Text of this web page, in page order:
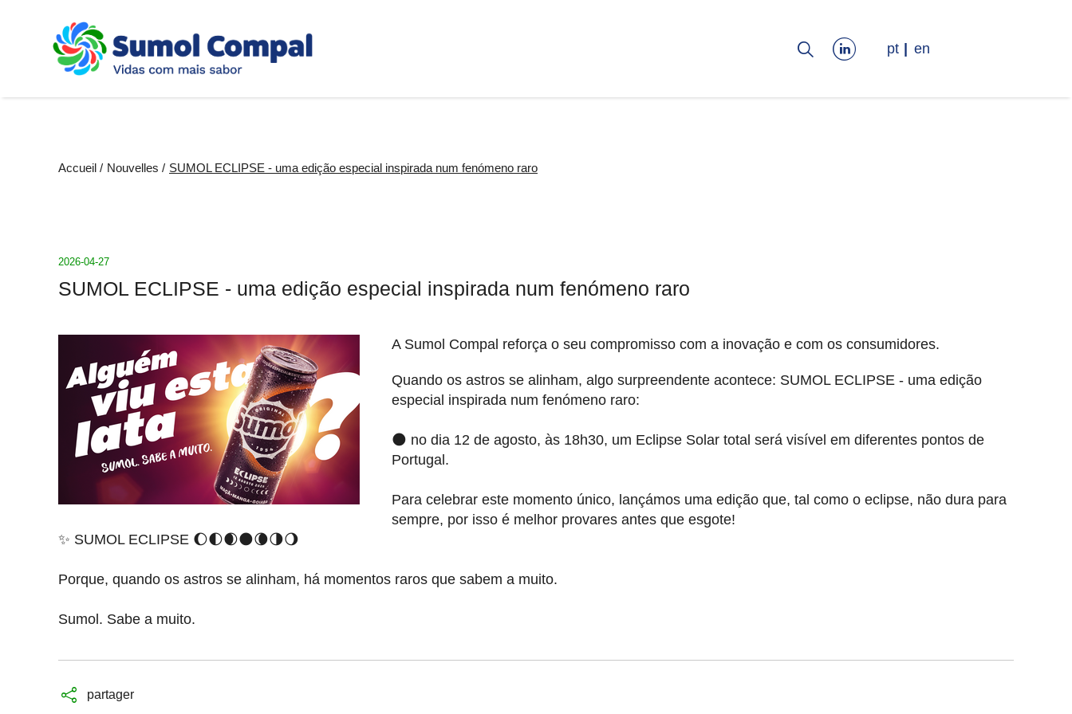
pt en
Accueil Nouvelles SUMOL ECLIPSE - uma edição especial inspirada num fenómeno raro
2026-04-27
SUMOL ECLIPSE - uma edição especial inspirada num fenómeno raro
A Sumol Compal reforça o seu compromisso com a inovação e com os consumidores.
Quando os astros se alinham, algo surpreendente acontece: SUMOL ECLIPSE - uma edição
especial inspirada num fenómeno raro:
🌑 no dia 12 de agosto, às 18h30, um Eclipse Solar total será visível em diferentes pontos de
Portugal.
Para celebrar este momento único, lançámos uma edição que, tal como o eclipse, não dura para
sempre, por isso é melhor provares antes que esgote!
✨ SUMOL ECLIPSE 🌔🌓🌒🌑🌘🌗🌖
Porque, quando os astros se alinham, há momentos raros que sabem a muito.
Sumol. Sabe a muito.
partager